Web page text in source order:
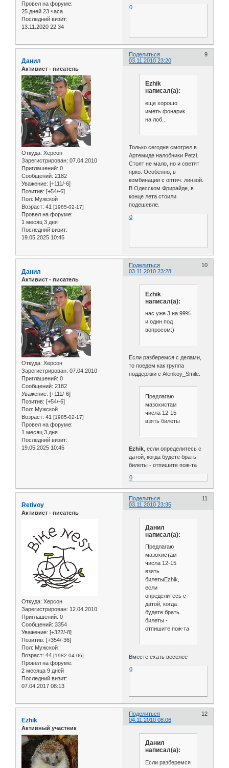
Провел на форуме:
25 дней 23 часа
Последний визит:
13.11.2020 22:34
0
Поделиться
9
03.11.2010 23:20
Данил
Активист - писатель
Откуда: Херсон
Зарегистрирован: 07.04.2010
Приглашений: 0
Сообщений: 2182
Уважение: [+111/-6]
Позитив: [+54/-6]
Пол: Мужской
Возраст: 41 [1985-02-17]
Провел на форуме:
1 месяц 3 дня
Последний визит:
19.05.2025 10:45
Ezhik
написал(а):
еще хорошо
иметь фонарик
на лоб...
Только сегодня смотрел в
Артемиде налобники Petzl.
Стоят не мало, но и светят
ярко. Особенно, в
комбинации с оптич. линзой.
В Одесском Фрирайде, в
конце лета стоили
подешевле.
0
Поделиться
10
03.11.2010 23:28
Данил
Активист - писатель
Откуда: Херсон
Зарегистрирован: 07.04.2010
Приглашений: 0
Сообщений: 2182
Уважение: [+111/-6]
Позитив: [+54/-6]
Пол: Мужской
Возраст: 41 [1985-02-17]
Провел на форуме:
1 месяц 3 дня
Последний визит:
19.05.2025 10:45
Ezhik
написал(а):
нас уже 3 на 99%
и один под
вопросом:)
Если разберемся с делами,
то поедем как группа
поддержки с Alenkoy_Smile.
Предлагаю
мазохистам
числа 12-15
взять билеты
Ezhik , если определитесь с
датой, когда будете брать
билеты - отпишите пож-та
0
Поделиться
11
03.11.2010 23:35
Retivoy
Активист - писатель
Откуда: Херсон
Зарегистрирован: 12.04.2010
Приглашений: 0
Сообщений: 3354
Уважение: [+322/-8]
Позитив: [+354/-36]
Пол: Мужской
Возраст: 44 [1982-04-06]
Провел на форуме:
2 месяца 9 дней
Последний визит:
07.04.2017 08:13
Данил
написал(а):
Предлагаю
мазохистам
числа 12-15
взять
билетыEzhik,
если
определитесь с
датой, когда
будете брать
билеты -
отпишите пож-та
Вместе ехать веселее
0
Поделиться
12
04.11.2010 08:06
Ezhik
Активный участник
Данил
написал(а):
Если разберемся